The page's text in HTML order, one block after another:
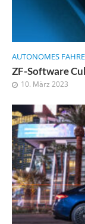
AUTONOMES
ZF-Software
10. März 2023